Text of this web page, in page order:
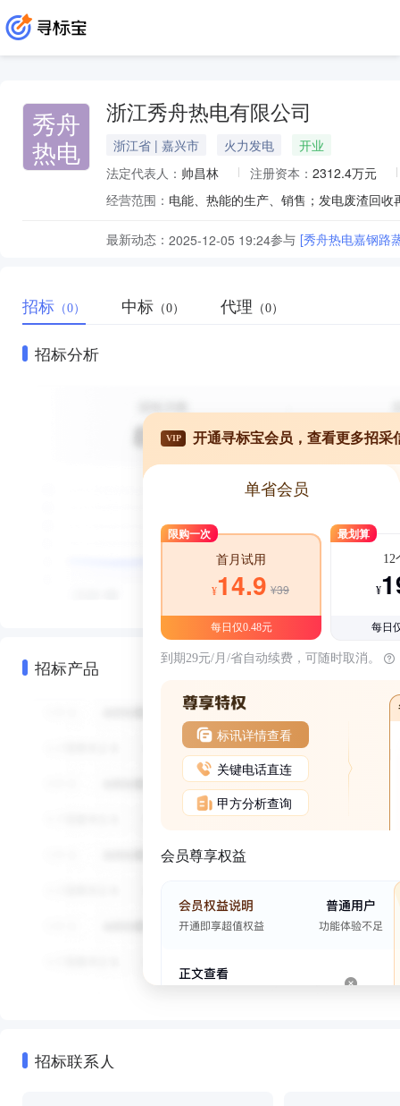
秀舟
热电
浙江秀舟热电有限公司
浙江省 | 嘉兴市 火力发电
开业
法定代表人： 帅昌林 注册资本： 2312.4万元
经营范围： 电能、热能的生产、销售；发电废渣回
最新动态： 2025-12-05 19:24参与 [秀舟热电嘉钢路
招标 （0） 中标 （0） 代理 （0）
招标分析
招标产品
VIP 开通寻标宝会员，查看更多招采
单省会员
限购一次
首月试用
¥14.9 ¥39
每日仅0.48元
最划算
12
¥
每日
到期29元/月/省自动续费，可随时取消。
标讯详情查看
关键电话直连
甲方分析查询
会员尊享权益
招标联系人